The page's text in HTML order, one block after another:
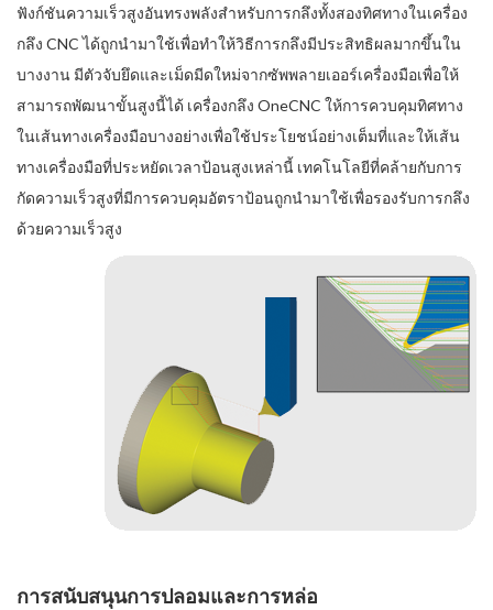
ฟังก์ชันความเร็วสูงอันทรงพลังสำหรับการกลึงทั้งสองทิศทางในเครื่อง
กลึง CNC ได้ถูกนำมาใช้เพื่อทำให้วิธีการกลึงมีประสิทธิผลมากขึ้นใน
บางงาน มีตัวจับยึดและเม็ดมีดใหม่จากซัพพลายเออร์เครื่องมือเพื่อให้
สามารถพัฒนาขั้นสูงนี้ได้ เครื่องกลึง OneCNC ให้การควบคุมทิศทาง
ในเส้นทางเครื่องมือบางอย่างเพื่อใช้ประโยชน์อย่างเต็มที่และให้เส้น
ทางเครื่องมือที่ประหยัดเวลาป้อนสูงเหล่านี้ เทคโนโลยีที่คล้ายกับการ
กัดความเร็วสูงที่มีการควบคุมอัตราป้อนถูกนำมาใช้เพื่อรองรับการกลึง
ด้วยความเร็วสูง
การสนับสนุนการปลอมและการหล่อ